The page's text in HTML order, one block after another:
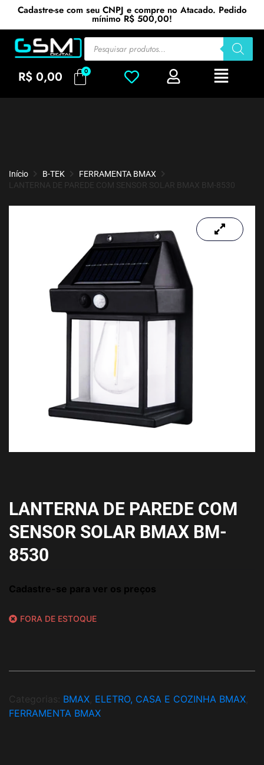
Cadastre-se com seu CNPJ e compre no Atacado. Pedido
mínimo R$ 500,00!
R$ 0,00
Início B-TEK
FERRAMENTA BMAX
LANTERNA DE PAREDE COM SENSOR SOLAR BMAX BM-8530
LANTERNA DE PAREDE COM
SENSOR SOLAR BMAX BM-
8530
Cadastre-se para ver os preços
FORA DE ESTOQUE
Categorias: BMAX ELETRO, CASA E COZINHA BMAX
FERRAMENTA BMAX